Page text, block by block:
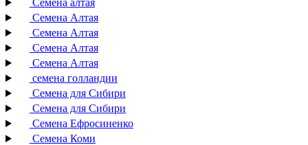
Семена алтая
Семена Алтая
Семена Алтая
Семена Алтая
Семена Алтая
семена голландии
Семена для Сибири
Семена для Сибири
Семена Ефросиненко
Семена Коми